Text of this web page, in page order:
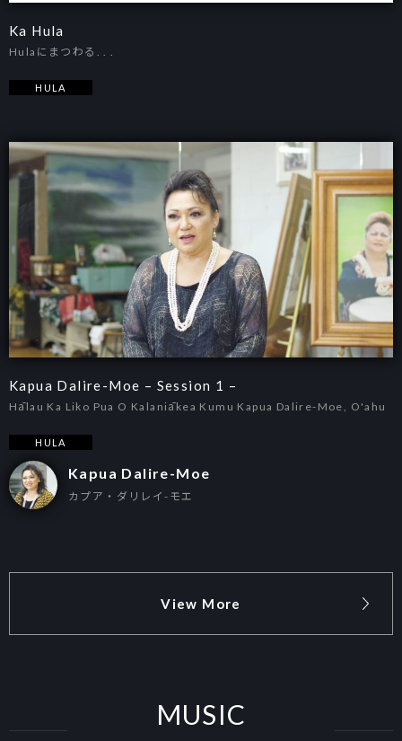
Ka Hula
Hulaにまつわる. . .
HULA
Kapua Dalire-Moe – Session 1 –
Hālau Ka Liko Pua O Kalaniākea Kumu Kapua Dalire-Moe, O'ahu
HULA
Kapua Dalire-Moe
カプア・ダリレイ-モエ
View More
MUSIC